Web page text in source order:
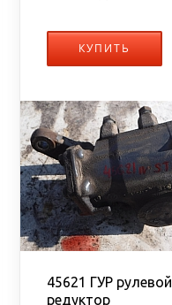
КУПИТЬ
45621 ГУР рулевой
редуктор